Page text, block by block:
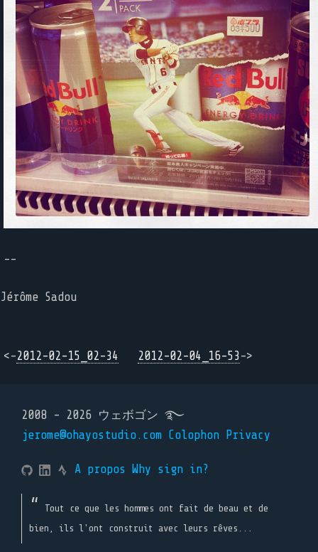
--
Jérôme Sadou
<-2012-02-15_02-34 2012-02-04_16-53->
2008 - 2026 ウェボゴン ࿐
jerome@ohayostudio.com Colophon Privacy
A propos Why sign in?
Tout ce que les hommes ont fait de beau et de
bien, ils l'ont construit avec leurs rêves...